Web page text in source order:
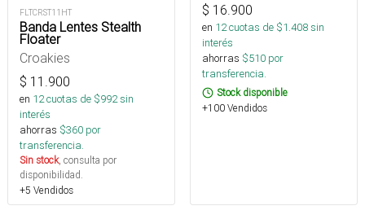
FLTCRST11HT
Banda Lentes Stealth
Floater
Croakies
$ 11.900
en 12cuotas de $992sin
interés
ahorras $360 por
transferencia.
Sin stock, consulta por
disponibilidad.
+5 Vendidos
$ 16.900
en 12cuotas de $1.408sin
interés
ahorras $510 por
transferencia.
Stock disponible
+100 Vendidos